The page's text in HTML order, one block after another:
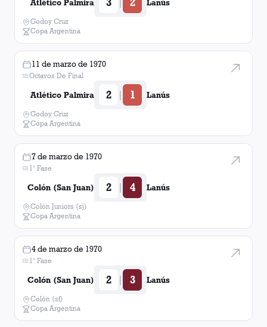
Atlético Palmira Lanús
Godoy Cruz
Copa Argentina
11 de marzo de 1970
Octavos De Final
Atlético Palmira 2 | 1 Lanús
Godoy Cruz
Copa Argentina
7 de marzo de 1970
1° Fase
Colón (San Juan) 2 | 4 Lanús
Colón Juniors (sj)
Copa Argentina
4 de marzo de 1970
1° Fase
Colón (San Juan) 2 | 3 Lanús
Colón (sf)
Copa Argentina